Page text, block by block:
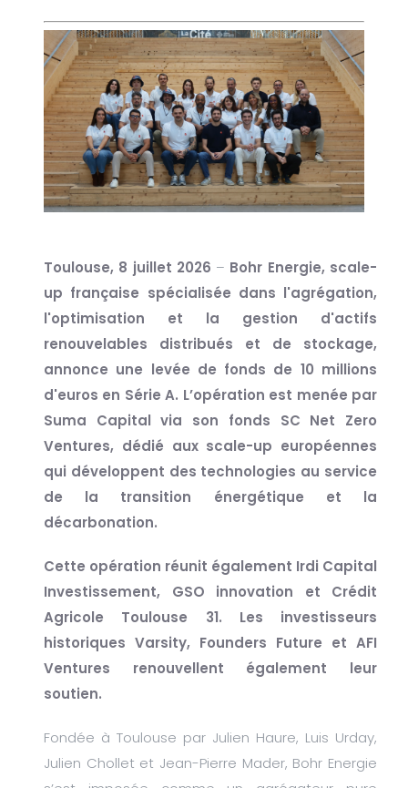
Toulouse, 8 juillet 2026 – Bohr Energie, scale-
up française spécialisée dans l'agrégation,
l'optimisation et la gestion d'actifs
renouvelables distribués et de stockage,
annonce une levée de fonds de 10 millions
d'euros en Série A. L’opération est menée par
Suma Capital via son fonds SC Net Zero
Ventures, dédié aux scale-up européennes
qui développent des technologies au service
de la transition énergétique et la
décarbonation.
Cette opération réunit également Irdi Capital
Investissement, GSO innovation et Crédit
Agricole Toulouse 31. Les investisseurs
historiques Varsity, Founders Future et AFI
Ventures renouvellent également leur
soutien.
Fondée à Toulouse par Julien Haure, Luis Urday,
Julien Chollet et Jean-Pierre Mader, Bohr Energie